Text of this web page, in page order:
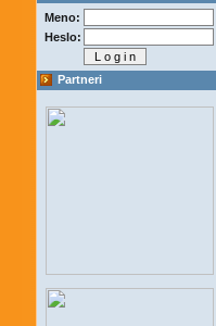
Meno:
Heslo:
Partneri